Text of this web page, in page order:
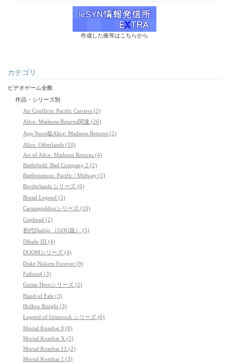
作成した曲等はこちらから
カテゴリ
ビデオゲーム全般
作品・シリーズ別
Air Conflicts: Pacific Carriers (2)
Alice: Madness Returns関連 (26)
App Store版Alice: Madness Returns (2)
Alice: Otherlands (10)
Art of Alice: Madness Returns (4)
Battlefield: Bad Company 2 (2)
Battlestations: Pacific / Midway (5)
Borderlands シリーズ (6)
Brutal Legend (5)
Carmageddonシリーズ (10)
Cuphead (2)
初代Diablo （GOG版） (5)
Dibalo III (4)
DOOMシリーズ (4)
Duke Nukem Forever (9)
Fallout4 (3)
Guitar Heroシリーズ (2)
Hand of Fate (3)
Hollow Knight (3)
Legend of Grimrock シリーズ (6)
Mortal Kombat 9 (8)
Mortal Kombat X (5)
Mortal Kombat 11 (2)
Mortal Kombat 1 (3)